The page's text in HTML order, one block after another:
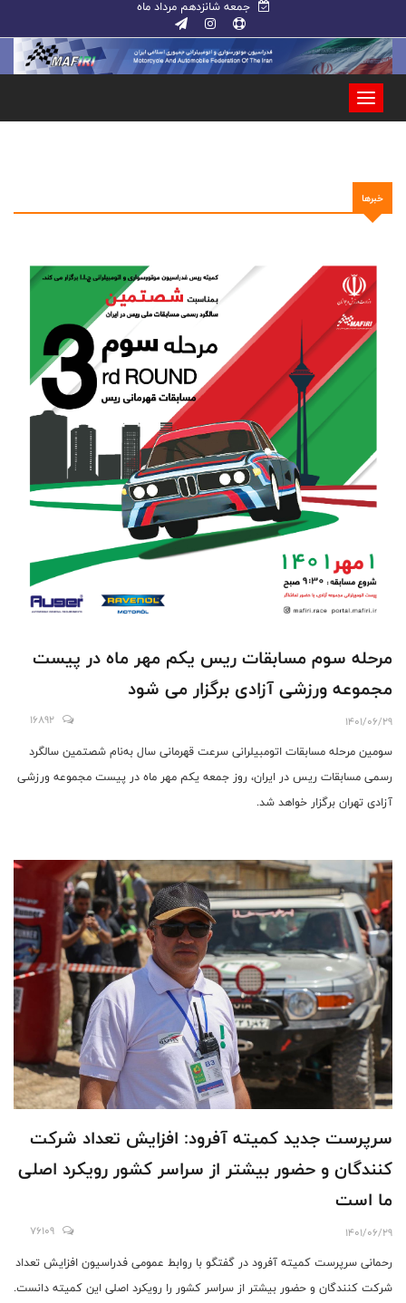
جمعه شانزدهم مرداد ماه
خبرها
مرحله سوم مسابقات ریس یکم مهر ماه در پیست
مجموعه ورزشی آزادی برگزار می شود
1401/06/29
16892
سومین مرحله مسابقات اتومبیلرانی سرعت قهرمانی سال به‌نام شصتمین سالگرد
رسمی مسابقات ریس در ایران، روز جمعه یکم مهر ماه در پیست مجموعه ورزشی
آزادی تهران برگزار خواهد شد.
سرپرست جدید کمیته آفرود: افزایش تعداد شرکت
کنندگان و حضور بیشتر از سراسر کشور رویکرد اصلی
ما است
1401/06/29
76109
رحمانی سرپرست کمیته آفرود در گفتگو با روابط عمومی فدراسیون افزایش تعداد
شرکت کنندگان و حضور بیشتر از سراسر کشور را رویکرد اصلی این کمیته دانست.